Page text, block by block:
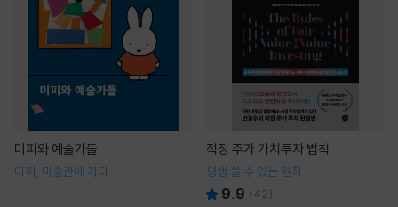
미피와 예술가들
미피, 미술관에 가다
적정 주가 가치투자 법칙
평생 쓸 수 있는 원칙
9.9 (42)